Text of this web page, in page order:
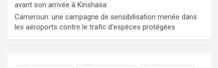
avant son arrivée à Kinshasa
Cameroun: une campagne de sensibilisation menée dans
les aéroports contre le trafic d'espèces protégées